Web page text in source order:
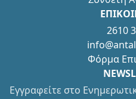
2610
Φόρμα
Εγγραφείτε στο